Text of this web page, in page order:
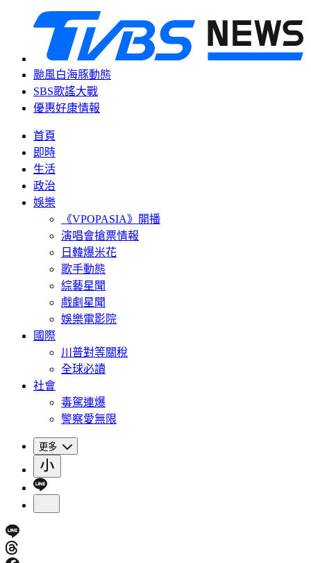
颱風白海豚動態
SBS歌謠大戰
優惠好康情報
首頁
即時
生活
政治
娛樂
《VPOPASIA》開播
演唱會搶票情報
日韓爆米花
歌手動態
綜藝星聞
戲劇星聞
娛樂電影院
國際
川普對等關稅
全球必讀
社會
毒駕連爆
警察愛無限
更多